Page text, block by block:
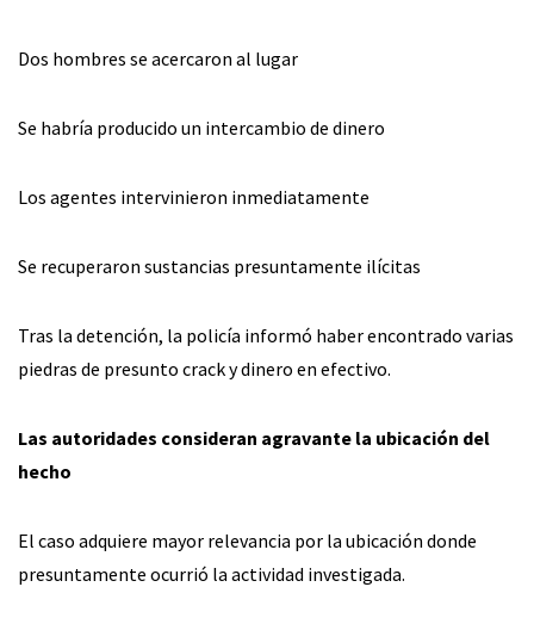
Dos hombres se acercaron al lugar
Se habría producido un intercambio de dinero
Los agentes intervinieron inmediatamente
Se recuperaron sustancias presuntamente ilícitas
Tras la detención, la policía informó haber encontrado varias
piedras de presunto crack y dinero en efectivo.
Las autoridades consideran agravante la ubicación del
hecho
El caso adquiere mayor relevancia por la ubicación donde
presuntamente ocurrió la actividad investigada.